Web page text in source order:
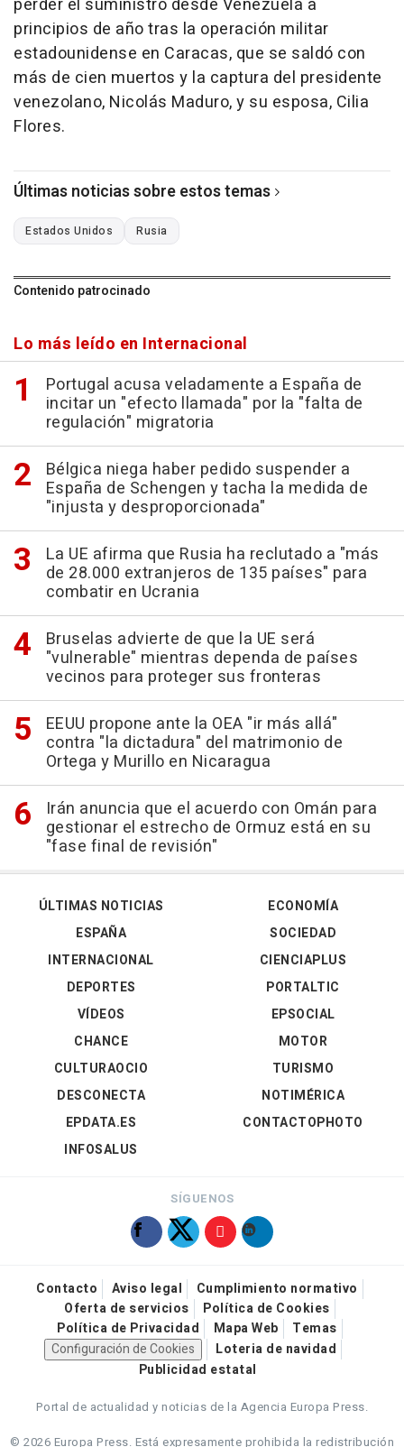
perder el suministro desde Venezuela a
principios de año tras la operación militar
estadounidense en Caracas, que se saldó con
más de cien muertos y la captura del presidente
venezolano, Nicolás Maduro, y su esposa, Cilia
Flores.
Últimas noticias sobre estos temas
Estados Unidos Rusia
Contenido patrocinado
Lo más leído en Internacional
Portugal acusa veladamente a España de
incitar un "efecto llamada" por la "falta de
regulación" migratoria
Bélgica niega haber pedido suspender a
España de Schengen y tacha la medida de
"injusta y desproporcionada"
La UE afirma que Rusia ha reclutado a "más
de 28.000 extranjeros de 135 países" para
combatir en Ucrania
Bruselas advierte de que la UE será
"vulnerable" mientras dependa de países
vecinos para proteger sus fronteras
EEUU propone ante la OEA "ir más allá"
contra "la dictadura" del matrimonio de
Ortega y Murillo en Nicaragua
Irán anuncia que el acuerdo con Omán para
gestionar el estrecho de Ormuz está en su
"fase final de revisión"
ÚLTIMAS NOTICIAS
ESPAÑA
INTERNACIONAL
DEPORTES
VÍDEOS
ECONOMÍA
SOCIEDAD
CIENCIAPLUS
PORTALTIC
EPSOCIAL
CHANCE
CULTURAOCIO
DESCONECTA
EPDATA.ES
INFOSALUS
MOTOR
TURISMO
NOTIMÉRICA
CONTACTOPHOTO
SÍGUENOS
Contacto Aviso legal
Cumplimiento normativo
Oferta de servicios
Política de Cookies
Política de Privacidad
Mapa Web
Temas
Configuración de Cookies
Loteria de navidad
Publicidad estatal
Portal de actualidad y noticias de la Agencia Europa Press.
© 2026 Europa Press. Está expresamente prohibida la redistribución